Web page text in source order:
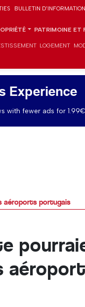
BULLETIN D'INFORMATION
PATRIMOINE ET
LOGEMENT
Experience
with fewer ads for
aéroports portugais